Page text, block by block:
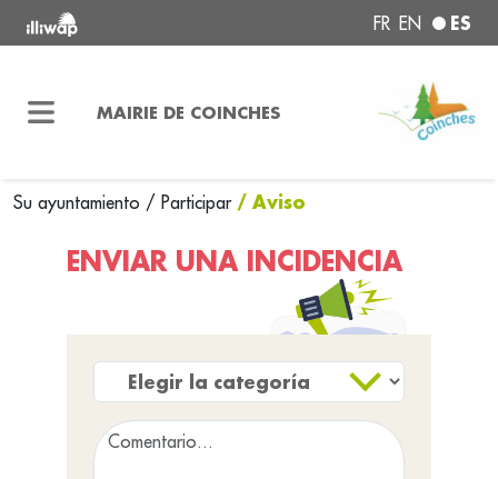
FR EN ES
MAIRIE DE COINCHES
Su ayuntamiento / Participar / Aviso
ENVIAR UNA INCIDENCIA